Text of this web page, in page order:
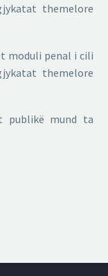
themelore
moduli penal i cili
themelore
publikë mund ta